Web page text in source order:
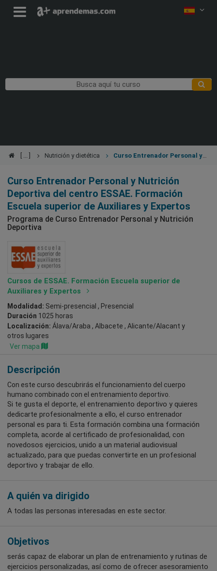
Nutrición y dietética
Curso Entrenador Personal y Nutrición
Deportiva del centro ESSAE. Formación
Escuela superior de Auxiliares y Expertos
Programa de Curso Entrenador Personal y Nutrición
Deportiva
Cursos de ESSAE. Formación Escuela superior de
Auxiliares y Expertos
Modalidad: Semi-presencial , Presencial
Duración 1025 horas
Localización: Álava/Araba , Albacete , Alicante/Alacant y
otros lugares
Ver mapa
Descripción
Con este curso descubrirás el funcionamiento del cuerpo
humano combinado con el entrenamiento deportivo.
Si te gusta el deporte, el entrenamiento deportivo y quieres
dedicarte profesionalmente a ello, el curso entrenador
personal es para ti. Esta formación combina una formación
completa, acorde al certificado de profesionalidad, con
novedosos ejercicios, unido a un material audiovisual
actualizado, para que puedas convertirte en un profesional
deportivo y trabajar de ello.
A quién va dirigido
A todas las personas interesadas en este sector.
Objetivos
serás capaz de elaborar un plan de entrenamiento y rutinas de
ejercicios personalizadas, así como de ofrecer asesoramiento